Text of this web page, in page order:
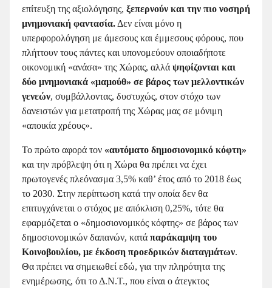
επίτευξη της αξιολόγησης, ξεπερνούν και την πιο νοσηρή
μνημονιακή φαντασία. Δεν είναι μόνο η
υπερφορολόγηση με άμεσους και έμμεσους φόρους, που
πλήττουν τους πάντες και υπονομεύουν οποιαδήποτε
οικονομική «ανάσα» της Χώρας, αλλά ψηφίζονται και
δύο μνημονιακά «μαμούθ» σε βάρος των μελλοντικών
γενεών, συμβάλλοντας, δυστυχώς, στον στόχο των
δανειστών για μετατροπή της Χώρας μας σε μόνιμη
«αποικία χρέους».
Το πρώτο αφορά τον «αυτόματο δημοσιονομικό κόφτη»
και την πρόβλεψη ότι η Χώρα θα πρέπει να έχει
πρωτογενές πλεόνασμα 3,5% καθ’ έτος από το 2018 έως
το 2030. Στην περίπτωση κατά την οποία δεν θα
επιτυγχάνεται ο στόχος με απόκλιση 0,25%, τότε θα
εφαρμόζεται ο «δημοσιονομικός κόφτης» σε βάρος των
δημοσιονομικών δαπανών, κατά παράκαμψη του
Κοινοβουλίου, με έκδοση προεδρικών διαταγμάτων.
Θα πρέπει να σημειωθεί εδώ, για την πληρότητα της
ενημέρωσης, ότι το Δ.Ν.Τ., που είναι ο άτεγκτος